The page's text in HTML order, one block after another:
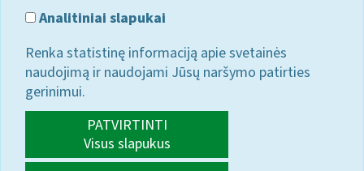
Analitiniai slapukai
Renka statistinę informaciją apie svetainės
naudojimą ir naudojami Jūsų naršymo patirties
gerinimui.
PATVIRTINTI
Visus slapukus